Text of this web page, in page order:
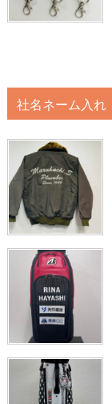
社名ネーム入れ